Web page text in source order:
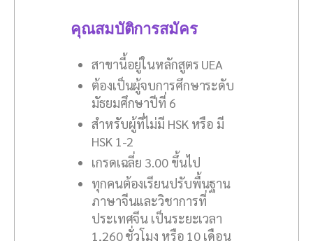
คุณสมบัติการสมัคร
สาขานี้อยู่ในหลักสูตร UEA
ต้องเป็นผู้จบการศึกษาระดับ
มัธยมศึกษาปีที่ 6
สำหรับผู้ที่ไม่มี HSK หรือ มี
HSK 1-2
เกรดเฉลี่ย 3.00 ขึ้นไป
ทุกคนต้องเรียนปรับพื้นฐาน
ภาษาจีนและวิชาการที่
ประเทศจีน เป็นระยะเวลา
1,260 ชั่วโมง หรือ 10 เดือน